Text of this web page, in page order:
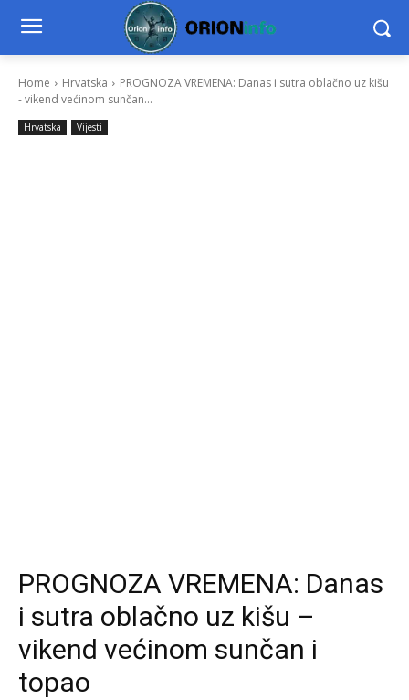
Home Hrvatska
PROGNOZA VREMENA: Danas i sutra oblačno uz kišu
- vikend većinom sunčan...
Hrvatska Vijesti
PROGNOZA VREMENA: Danas
i sutra oblačno uz kišu –
vikend većinom sunčan i
topao